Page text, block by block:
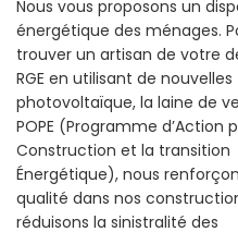
Nous vous proposons un
énergétique des ménages.
trouver un artisan de votre
RGE en utilisant de
photovoltaïque, la laine de
POPE (Programme d’Action
Construction et la transition
Énergétique), nous
qualité dans nos
réduisons la sinistralité des